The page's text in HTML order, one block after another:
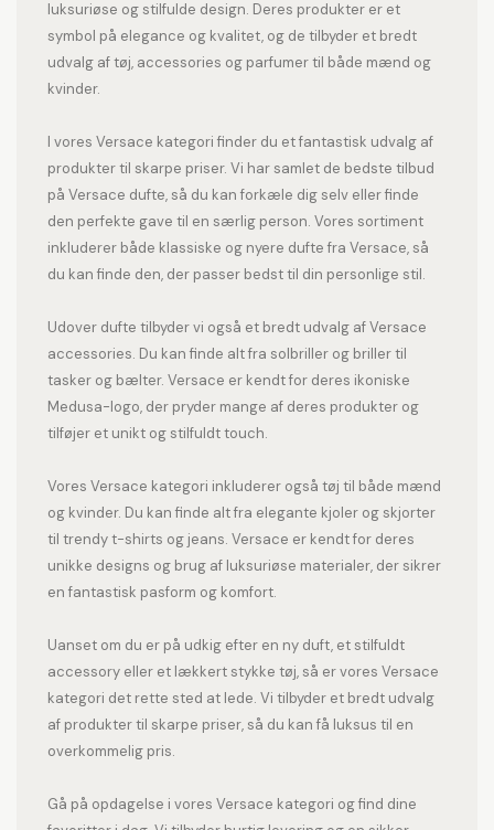
luksuriøse og stilfulde design. Deres produkter er et
symbol på elegance og kvalitet, og de tilbyder et bredt
udvalg af tøj, accessories og parfumer til både mænd og
kvinder.
I vores Versace kategori finder du et fantastisk udvalg af
produkter til skarpe priser. Vi har samlet de bedste tilbud
på Versace dufte, så du kan forkæle dig selv eller finde
den perfekte gave til en særlig person. Vores sortiment
inkluderer både klassiske og nyere dufte fra Versace, så
du kan finde den, der passer bedst til din personlige stil.
Udover dufte tilbyder vi også et bredt udvalg af Versace
accessories. Du kan finde alt fra solbriller og briller til
tasker og bælter. Versace er kendt for deres ikoniske
Medusa-logo, der pryder mange af deres produkter og
tilføjer et unikt og stilfuldt touch.
Vores Versace kategori inkluderer også tøj til både mænd
og kvinder. Du kan finde alt fra elegante kjoler og skjorter
til trendy t-shirts og jeans. Versace er kendt for deres
unikke designs og brug af luksuriøse materialer, der sikrer
en fantastisk pasform og komfort.
Uanset om du er på udkig efter en ny duft, et stilfuldt
accessory eller et lækkert stykke tøj, så er vores Versace
kategori det rette sted at lede. Vi tilbyder et bredt udvalg
af produkter til skarpe priser, så du kan få luksus til en
overkommelig pris.
Gå på opdagelse i vores Versace kategori og find dine